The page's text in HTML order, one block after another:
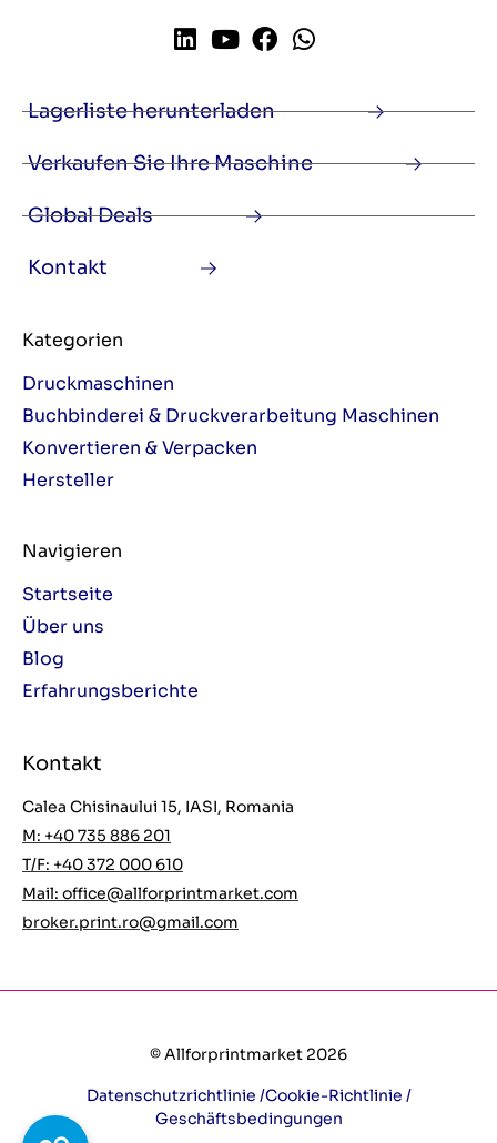
Lagerliste herunterladen
Verkaufen Sie Ihre Maschine
Global Deals
Kontakt
Kategorien
Druckmaschinen
Buchbinderei & Druckverarbeitung Maschinen
Konvertieren & Verpacken
Hersteller
Navigieren
Startseite
Über uns
Blog
Erfahrungsberichte
Kontakt
Calea Chisinaului 15, IASI, Romania
M: +40 735 886 201
T/F: +40 372 000 610
Mail: office@allforprintmarket.com
broker.print.ro@gmail.com
© Allforprintmarket 2026
Datenschutzrichtlinie /Cookie-Richtlinie /
Geschäftsbedingungen